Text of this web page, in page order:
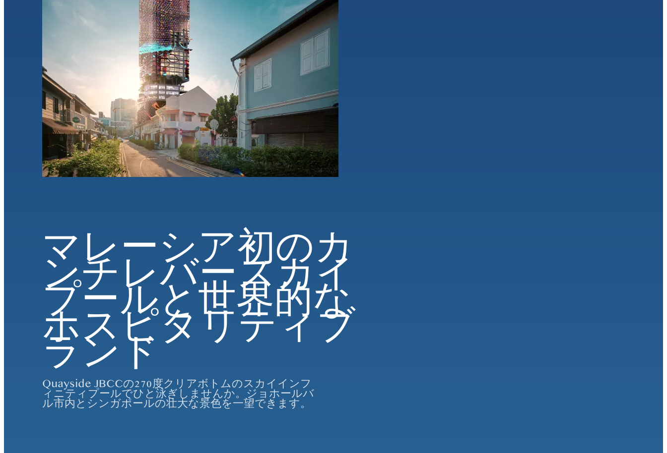
マレーシア初のカ
ンチレバースカイ
プールと世界的な
ホスピタリティブ
ランド
Quayside JBCCの270度クリアボトムのスカイインフ
ィニティプールでひと泳ぎしませんか。ジョホールバ
ル市内とシンガポールの壮大な景色を一望できます。